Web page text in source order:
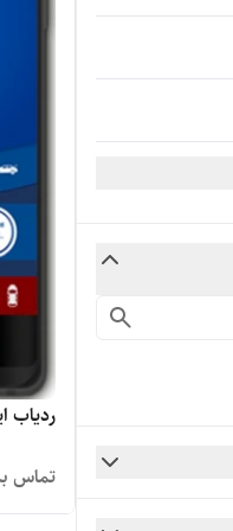
ردیاب ایرانی خودرو سایه
تماس